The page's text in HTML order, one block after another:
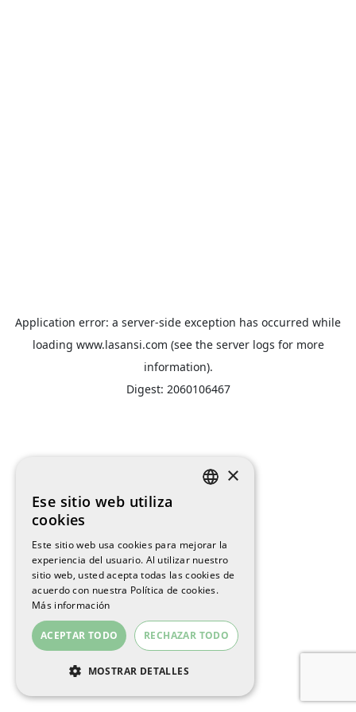
Application error: a server-side exception has occurred while
loading www.lasansi.com (see the server logs for more
information).
Digest: 2060106467
CATALAN
×
Ese sitio web utiliza
cookies
Este sitio web usa cookies para mejorar la
experiencia del usuario. Al utilizar nuestro
sitio web, usted acepta todas las cookies de
acuerdo con nuestra Política de cookies.
Más información
ACEPTAR TODO RECHAZAR TODO
MOSTRAR DETALLES
COOKIES ESTRICTAMENTE